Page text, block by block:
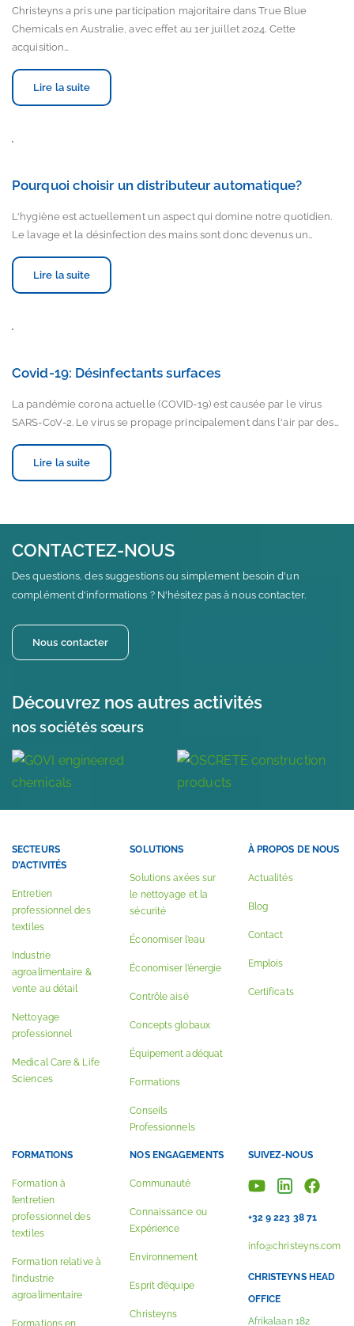
Christeyns a pris une participation majoritaire dans True Blue
Chemicals en Australie, avec effet au 1er juillet 2024. Cette
acquisition…
Lire la suite
Pourquoi choisir un distributeur automatique?
L'hygiène est actuellement un aspect qui domine notre quotidien.
Le lavage et la désinfection des mains sont donc devenus un…
Lire la suite
Covid-19: Désinfectants surfaces
La pandémie corona actuelle (COVID-19) est causée par le virus
SARS-CoV-2. Le virus se propage principalement dans l'air par des…
Lire la suite
CONTACTEZ-NOUS
Des questions, des suggestions ou simplement besoin d'un
complément d'informations ? N'hésitez pas à nous contacter.
Nous contacter
Découvrez nos autres activités
nos sociétés sœurs
SECTEURS
D’ACTIVITÉS
Entretien
professionnel des
textiles
Industrie
agroalimentaire &
vente au détail
Nettoyage
professionnel
Medical Care & Life
Sciences
SOLUTIONS
Solutions axées sur
le nettoyage et la
sécurité
Économiser l’eau
Économiser l’énergie
Contrôle aisé
Concepts globaux
Équipement adéquat
Formations
Conseils
Professionnels
À PROPOS DE NOUS
Actualités
Blog
Contact
Emplois
Certificats
FORMATIONS
Formation à
l’entretien
professionnel des
textiles
Formation relative à
l’industrie
agroalimentaire
Formations en
NOS ENGAGEMENTS
Communauté
Connaissance ou
Expérience
Environnement
Esprit d’équipe
Christeyns
SUIVEZ-NOUS
+32 9 223 38 71
info@christeyns.com
CHRISTEYNS HEAD
OFFICE
Afrikalaan 182